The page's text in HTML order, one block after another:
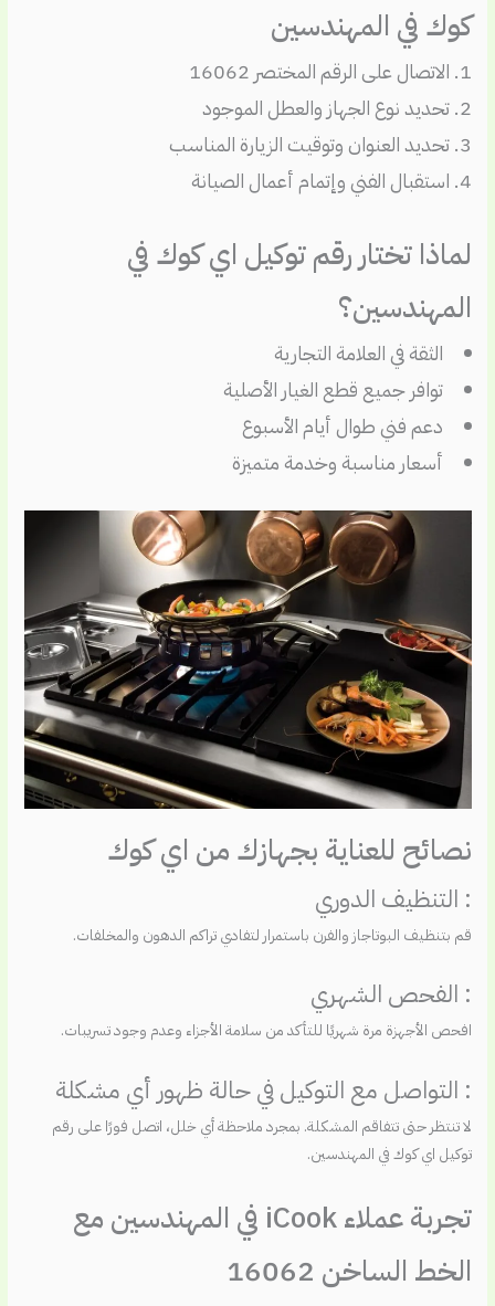
كوك في المهندسين
الاتصال على الرقم المختصر 16062
تحديد نوع الجهاز والعطل الموجود
تحديد العنوان وتوقيت الزيارة المناسب
استقبال الفني وإتمام أعمال الصيانة
لماذا تختار رقم توكيل اي كوك في
المهندسين؟
الثقة في العلامة التجارية
توافر جميع قطع الغيار الأصلية
دعم فني طوال أيام الأسبوع
أسعار مناسبة وخدمة متميزة
نصائح للعناية بجهازك من اي كوك
: التنظيف الدوري
قم بتنظيف البوتاجاز والفرن باستمرار لتفادي تراكم الدهون والمخلفات.
: الفحص الشهري
افحص الأجهزة مرة شهريًا للتأكد من سلامة الأجزاء وعدم وجود تسريبات.
: التواصل مع التوكيل في حالة ظهور أي مشكلة
لا تنتظر حتى تتفاقم المشكلة. بمجرد ملاحظة أي خلل، اتصل فورًا على رقم
توكيل اي كوك في المهندسين.
تجربة عملاء iCook في المهندسين مع
الخط الساخن 16062